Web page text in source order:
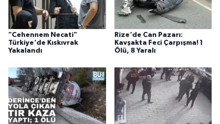
"Cehennem Necati"
Türkiye'de Kıskıvrak
Yakalandı
Rize'de Can Pazarı:
Kavşakta Feci Çarpışma! 1
Ölü, 8 Yaralı